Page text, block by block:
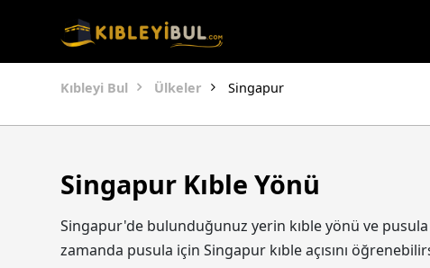
Kıbleyi Bul Ülkeler Singapur
Singapur Kıble Yönü
Singapur'de bulunduğunuz yerin kıble yönü ve
zamanda pusula için Singapur kıble açısını